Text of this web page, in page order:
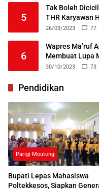
5
Tak Boleh
THR Karyawan
26/03/2023 77
6
Wapres Ma’ruf
Membuat Lupa
30/10/2023 73
Pendidikan
Parigi Moutong
Bupati Lepas Mahasiswa
Poltekkesos, Siapkan